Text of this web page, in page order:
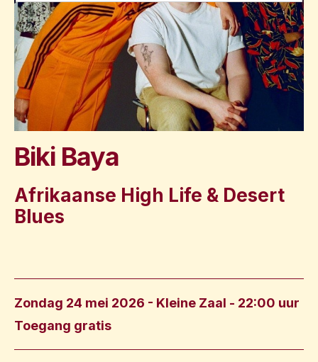
Biki Baya
Afrikaanse High Life & Desert
Blues
Zondag 24 mei 2026 - Kleine Zaal - 22:00 uur
Toegang gratis